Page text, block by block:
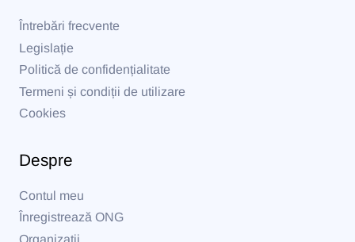
Întrebări frecvente
Legislație
Politică de confidențialitate
Termeni și condiții de utilizare
Cookies
Despre
Contul meu
Înregistrează ONG
Organizații